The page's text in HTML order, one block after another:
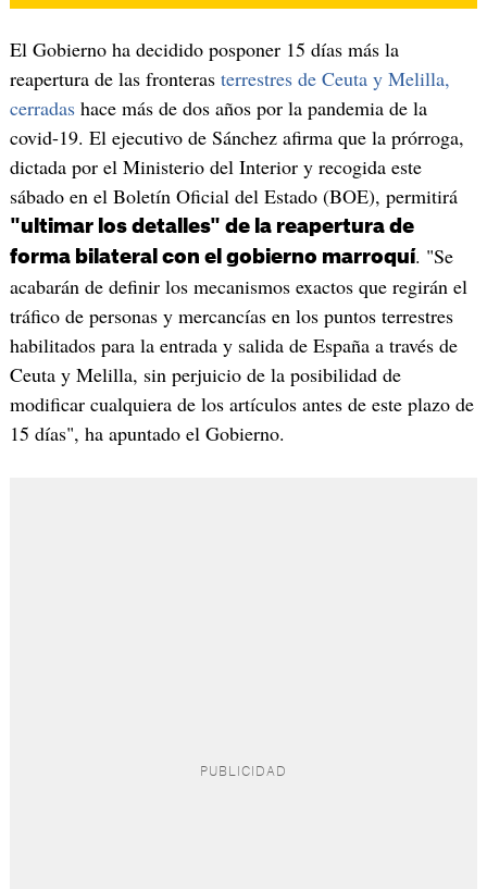
El Gobierno ha decidido posponer 15 días más la
reapertura de las fronteras terrestres de Ceuta y Melilla,
cerradashace más de dos años por la pandemia de la
covid-19. El ejecutivo de Sánchez afirma que la prórroga,
dictada por el Ministerio del Interior y recogida este
sábado en el Boletín Oficial del Estado (BOE), permitirá
"ultimar los detalles" de la reapertura de
forma bilateral con el gobierno marroquí. "Se
acabarán de definir los mecanismos exactos que regirán el
tráfico de personas y mercancías en los puntos terrestres
habilitados para la entrada y salida de España a través de
Ceuta y Melilla, sin perjuicio de la posibilidad de
modificar cualquiera de los artículos antes de este plazo de
15 días", ha apuntado el Gobierno.